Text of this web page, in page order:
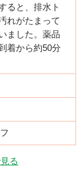
ると、排水ト
れがたまって
ました。薬品
着から約50分
る